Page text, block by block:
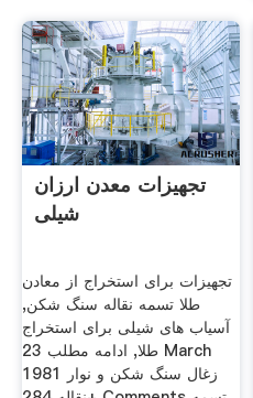
تجهیزات معدن ارزان
شیلی
تجهیزات برای استخراج از معادن
طلا تسمه نقاله سنگ شکن,
آسیاب های شیلی برای استخراج
طلا, ادامه مطلب 23 March
1981 زغال سنگ شکن و نوار